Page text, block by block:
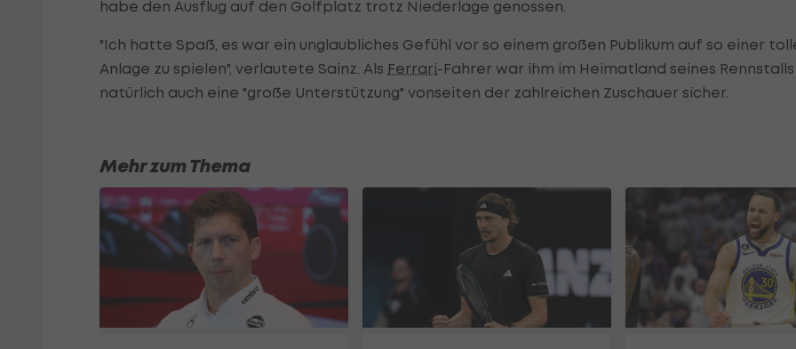
habe den Ausflug auf den Golfplatz trotz Niederlage genossen.
"Ich hatte Spaß, es war ein unglaubliches Gefühl vor so einem großen Publikum auf so einer
Anlage zu spielen", verlautete Sainz. Als Ferrari-Fahrer war ihm im Heimatland seines Rennstalls
natürlich auch eine "große Unterstützung" vonseiten der zahlreichen Zuschauer sicher.
Mehr zum Thema